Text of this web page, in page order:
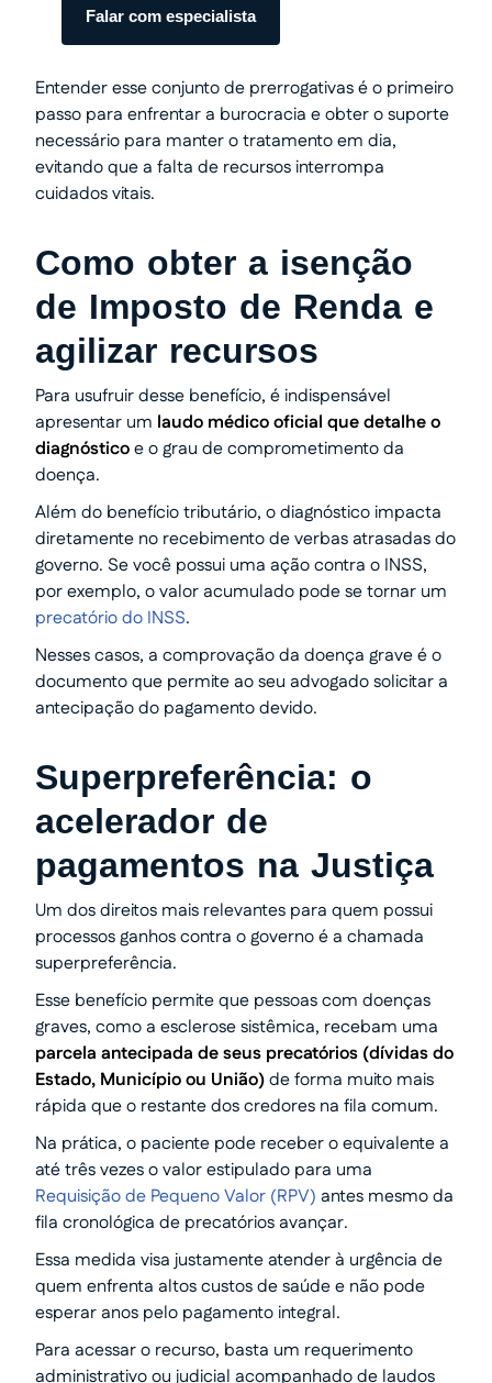
Falar com especialista
Entender esse conjunto de prerrogativas é o primeiro
passo para enfrentar a burocracia e obter o suporte
necessário para manter o tratamento em dia,
evitando que a falta de recursos interrompa
cuidados vitais.
Como obter a isenção
de Imposto de Renda e
agilizar recursos
Para usufruir desse benefício, é indispensável
apresentar um laudo médico oficial que detalhe o
diagnósticoe o grau de comprometimento da
doença.
Além do benefício tributário, o diagnóstico impacta
diretamente no recebimento de verbas atrasadas do
governo. Se você possui uma ação contra o INSS,
por exemplo, o valor acumulado pode se tornar um
precatório do INSS.
Nesses casos, a comprovação da doença grave é o
documento que permite ao seu advogado solicitar a
antecipação do pagamento devido.
Superpreferência: o
acelerador de
pagamentos na Justiça
Um dos direitos mais relevantes para quem possui
processos ganhos contra o governo é a chamada
superpreferência.
Esse benefício permite que pessoas com doenças
graves, como a esclerose sistêmica, recebam uma
parcela antecipada de seus precatórios (dívidas do
Estado, Município ou União)de forma muito mais
rápida que o restante dos credores na fila comum.
Na prática, o paciente pode receber o equivalente a
até três vezes o valor estipulado para uma
Requisição de Pequeno Valor (RPV) antes mesmo da
fila cronológica de precatórios avançar.
Essa medida visa justamente atender à urgência de
quem enfrenta altos custos de saúde e não pode
esperar anos pelo pagamento integral.
Para acessar o recurso, basta um requerimento
administrativo ou judicial acompanhado de laudos